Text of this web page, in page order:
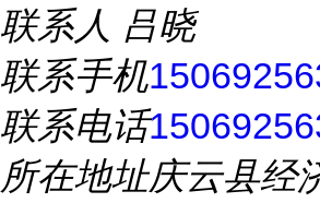
联系人 吕晓
联系手机
联系电话
所在地址庆云县经